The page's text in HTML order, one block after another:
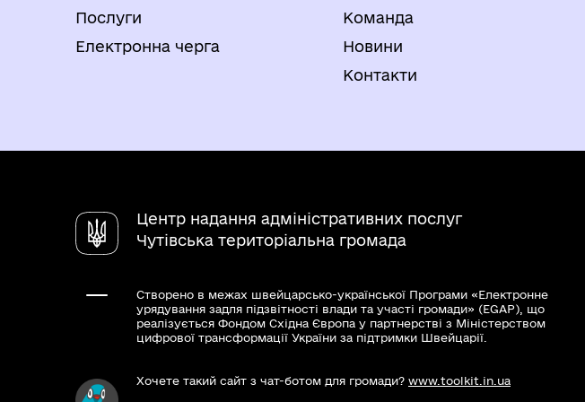
Послуги
Електронна черга
Команда
Новини
Контакти
Центр надання адміністративних послуг
Чутівська територіальна громада
Створено в межах швейцарсько-української Програми «Електронне
урядування задля підзвітності влади та участі громади» (EGAP), що
реалізується Фондом Східна Європа у партнерстві з Міністерством
цифрової трансформації України за підтримки Швейцарії.
Хочете такий сайт з чат-ботом для громади? www.toolkit.in.ua